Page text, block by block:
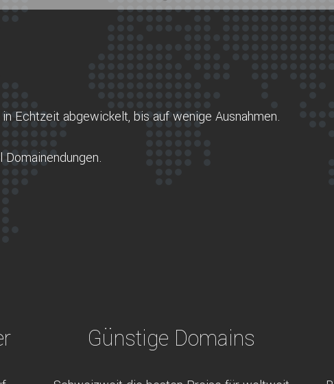
Echtzeit abgewickelt, bis auf wenige Ausnahmen.
Günstige Domains